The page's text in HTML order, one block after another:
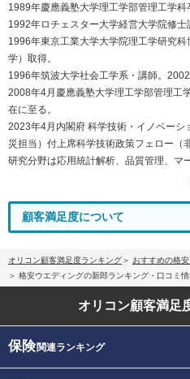
1989年慶應義塾大学理工学部管理工学科
1992年ロチェスター大学経営大学院修士
1996年東京工業大学大学院理工学研究
学）取得。
1996年筑波大学社会工学系・講師。2002
2008年4月慶應義塾大学理工学部管理工
在に至る。
2023年4月内閣府 科学技術・イノベー
災担当）付上席科学技術政策フェロー（
研究分野は応用統計解析、品質管理、マ
顧客満足度について
オリコン顧客満足度ランキング
おすすめの格
格安ウエディングの新郎ランキング・口コミ情
オリコン顧客満足
保険関連ランキング